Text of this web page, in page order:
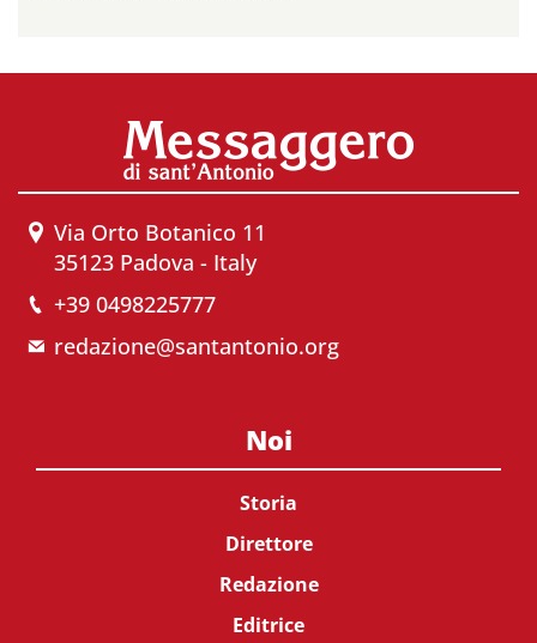
Via Orto Botanico 11
35123 Padova - Italy
+39 0498225777
redazione@santantonio.org
Noi
Storia
Direttore
Redazione
Editrice